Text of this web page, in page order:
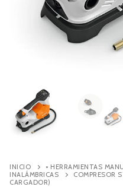
INICIO • HERRAMIENTAS
INALÁMBRICAS
COMPRESOR
CARGADOR)